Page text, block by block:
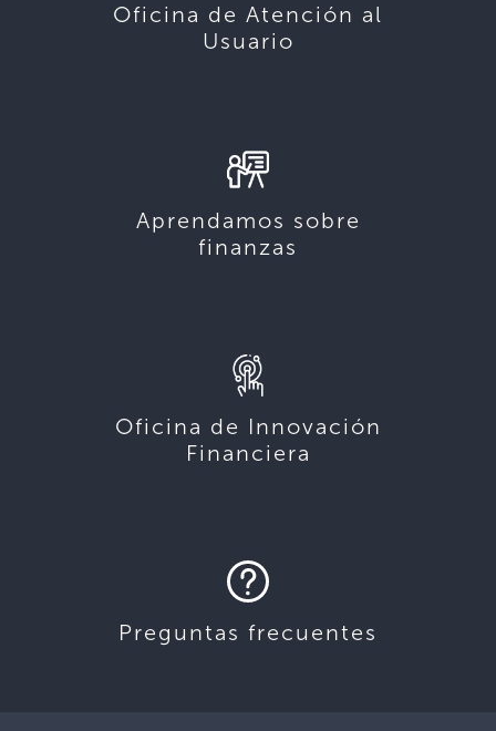
Oficina de Atención al
Usuario
Aprendamos sobre
finanzas
Oficina de Innovación
Financiera
Preguntas frecuentes